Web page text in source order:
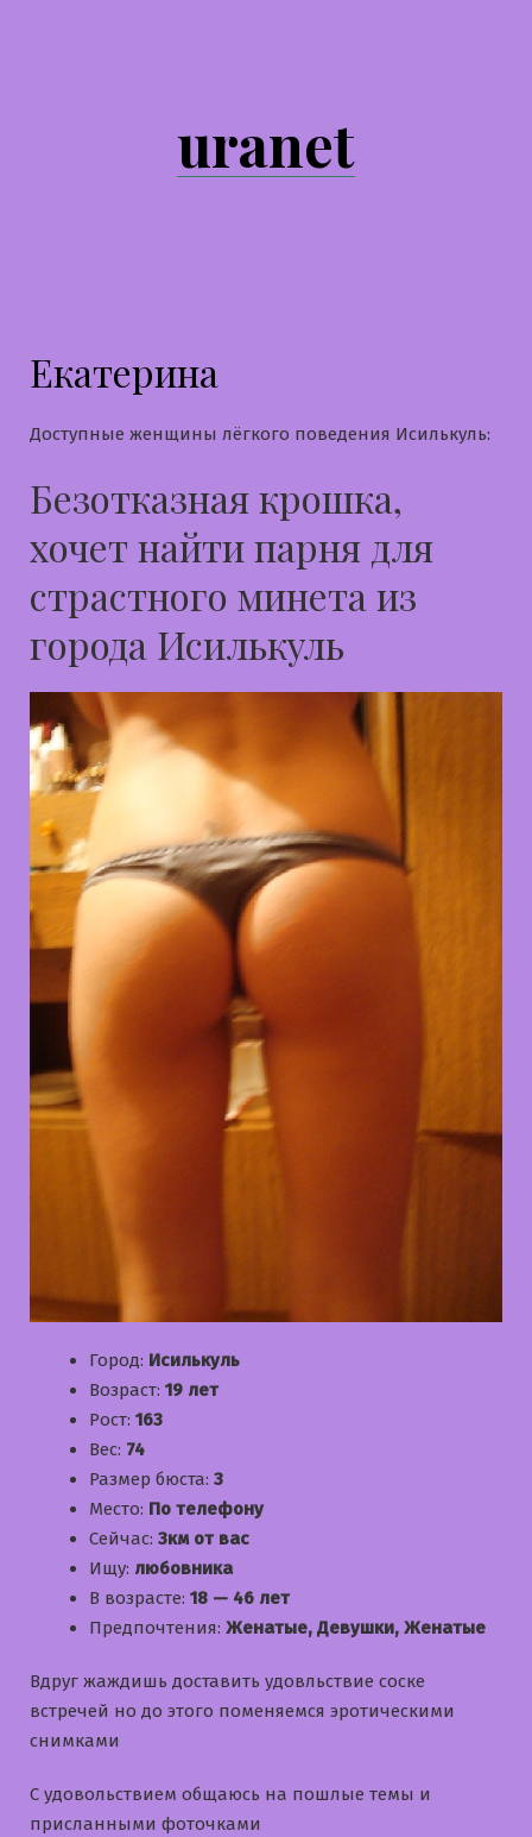
uranet
Екатерина
Доступные женщины лёгкого поведения Исилькуль:
Безотказная крошка,
хочет найти парня для
страстного минета из
города Исилькуль
Город: Исилькуль
Возраст: 19 лет
Рост: 163
Вес: 74
Размер бюста: 3
Место: По телефону
Сейчас: 3км от вас
Ищу: любовника
В возрасте: 18 — 46 лет
Предпочтения: Женатые, Девушки, Женатые
Вдруг жаждишь доставить удовльствие соске
встречей но до этого поменяемся эротическими
снимками
С удовольствием общаюсь на пошлые темы и
приcланными фоточками